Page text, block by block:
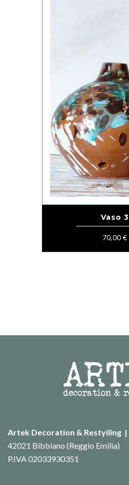
Vaso 3
70,00 €
Artek Decoration & Restyiling |
42021 Bibbiano (Reggio Emilia)
P.IVA 02033930351